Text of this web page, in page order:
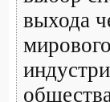
выхода